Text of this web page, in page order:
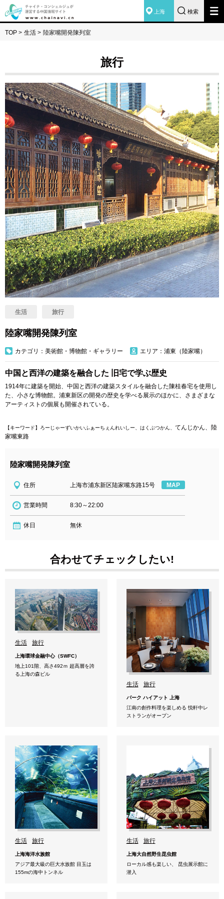
上海 検索
TOP > 生活 > 陸家嘴開発陳列室
旅行
生活 旅行
陸家嘴開発陳列室
カテゴリ：美術館・博物館・ギャラリー エリア：浦東（陸家嘴）
中国と西洋の建築を融合した 旧宅で学ぶ歴史
1914年に建築を開始、中国と西洋の建築スタイルを融合した陳桂春宅を使用し
た、小さな博物館。浦東新区の開発の歴史を学べる展示のほかに、さまざまな
アーティストの個展も開催されている。
【キーワード】ろーじゃーずいかいふぁーちぇんれいしー、はくぶつかん、 てんじかん、陸
家嘴東路
陸家嘴開発陳列室
住所 上海市浦东新区陆家嘴东路15号 MAP
営業時間 8:30～22:00
休日 無休
合わせてチェックしたい!
生活 旅行
上海環球金融中心（SWFC）
地上101階、高さ492ｍ 超高層を誇
る上海の森ビル
生活 旅行
パーク ハイアット 上海
江南の創作料理を楽しめる 悦軒中レ
ストランがオープン
生活 旅行
上海海洋水族館
アジア最大級の巨大水族館 目玉は
155mの海中トンネル
生活 旅行
上海大自然野生昆虫館
ローカル感も楽しい、 昆虫展示館に
潜入